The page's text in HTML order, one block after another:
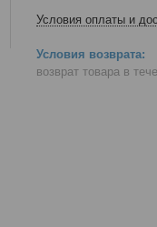
Условия оплаты и
возврат товара в